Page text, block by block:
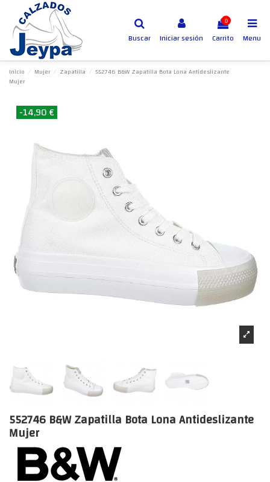
Buscar Iniciar sesión
0
Carrito Menu
Inicio Mujer Zapatilla
552746 B&W Zapatilla Bota Lona Antideslizante
Mujer
-14,90 €
552746 B&W Zapatilla Bota Lona Antideslizante
Mujer